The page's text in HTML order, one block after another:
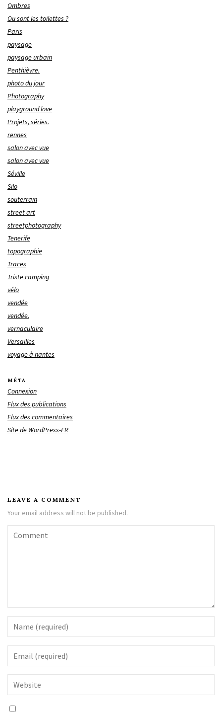
Ombres
Ou sont les toilettes ?
Paris
paysage
paysage urbain
Penthièvre.
photo du jour
Photography
playground love
Projets, séries.
rennes
salon avec vue
salon avec vue
Séville
Silo
souterrain
street art
streetphotography
Tenerife
topographie
Traces
Triste camping
vélo
vendée
vendée.
vernaculaire
Versailles
voyage à nantes
MÉTA
Connexion
Flux des publications
Flux des commentaires
Site de WordPress-FR
LEAVE A COMMENT
Your email address will not be published.